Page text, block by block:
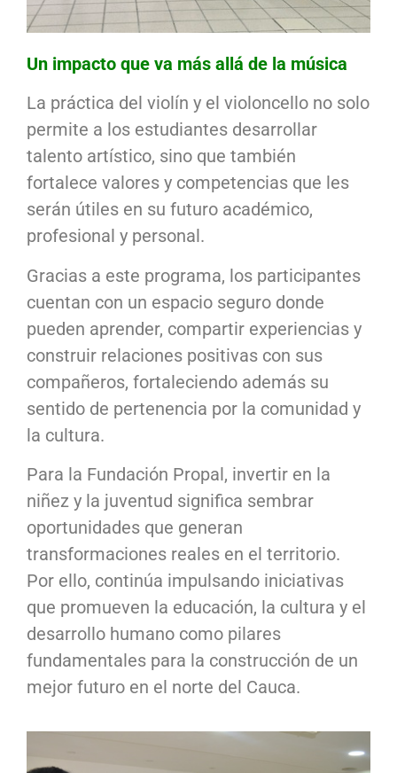
Un impacto que va más allá de la música
La práctica del violín y el violoncello no solo
permite a los estudiantes desarrollar
talento artístico, sino que también
fortalece valores y competencias que les
serán útiles en su futuro académico,
profesional y personal.
Gracias a este programa, los participantes
cuentan con un espacio seguro donde
pueden aprender, compartir experiencias y
construir relaciones positivas con sus
compañeros, fortaleciendo además su
sentido de pertenencia por la comunidad y
la cultura.
Para la Fundación Propal, invertir en la
niñez y la juventud significa sembrar
oportunidades que generan
transformaciones reales en el territorio.
Por ello, continúa impulsando iniciativas
que promueven la educación, la cultura y el
desarrollo humano como pilares
fundamentales para la construcción de un
mejor futuro en el norte del Cauca.